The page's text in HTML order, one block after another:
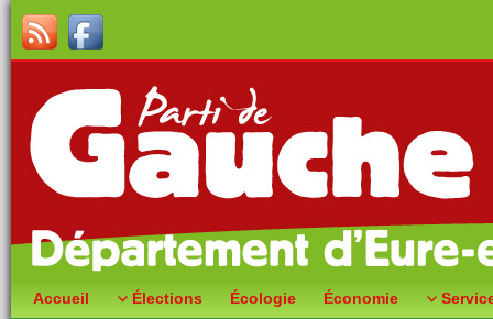
Accueil Élections Écologie Économie